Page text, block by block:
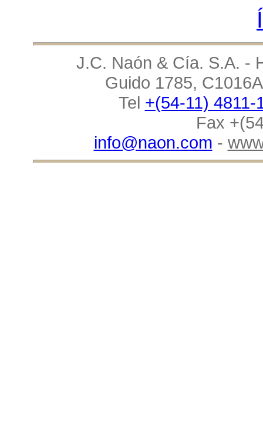
J.C. Naón & Cía. S.A. -
Guido 1785,
Tel +(54-11) 4811-
Fax
info@naon.com -